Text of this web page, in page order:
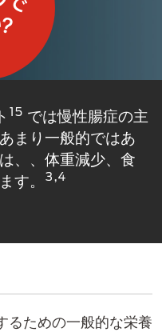
15 では慢性腸症の主
まり一般的ではあ
、​、体重減少、食
す。​
3,4
るための一般的な栄養